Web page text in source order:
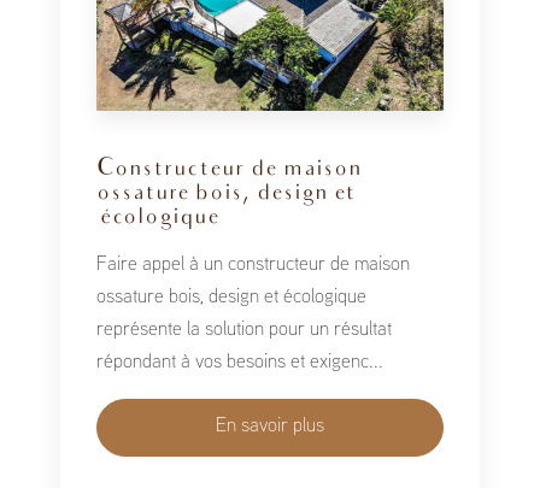
Constructeur de maison
ossature bois, design et
écologique
Faire appel à un constructeur de maison
ossature bois, design et écologique
représente la solution pour un résultat
répondant à vos besoins et exigenc...
En savoir plus